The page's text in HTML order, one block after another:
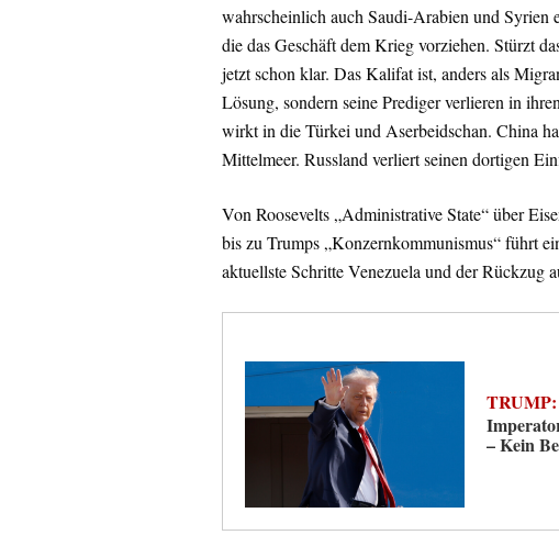
wahrscheinlich auch Saudi-Arabien und Syrien
die das Geschäft dem Krieg vorziehen. Stürzt
jetzt schon klar. Das Kalifat ist, anders als
Lösung, sondern seine Prediger verlieren in
wirkt in die Türkei und Aserbeidschan. China
Mittelmeer. Russland verliert seinen dortigen
Von Roosevelts „Administrative State“ über
bis zu Trumps „Konzernkommunismus“ führt
aktuellste Schritte Venezuela und der Rückzug
– Kein